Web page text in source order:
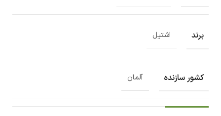
برند اشتیل
کشور سازنده آلمان